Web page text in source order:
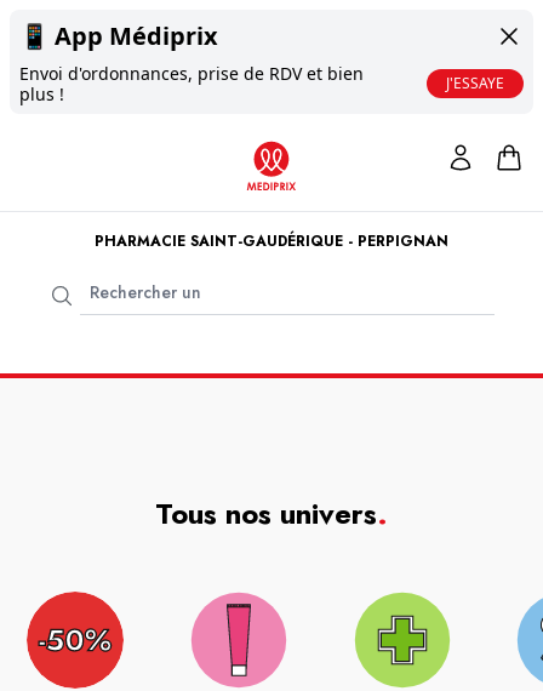
📱 App Médiprix
Envoi d'ordonnances, prise de RDV et bien
plus !
J'ESSAYE
PHARMACIE SAINT-GAUDÉRIQUE - PERPIGNAN
Tous nos univers.